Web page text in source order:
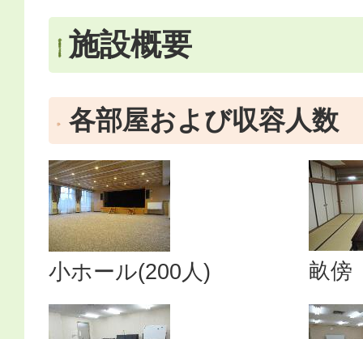
施設概要
各部屋および収容人数
小ホール(200人) 畝傍